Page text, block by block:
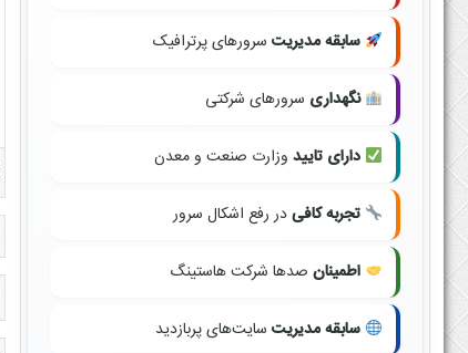
سابقه مدیریت سرورهای پرترافیک
نگهداری سرورهای شرکتی
دارای تایید وزارت صنعت و معدن
تجربه کافیدر رفع اشکال سرور
اطمینان صدها شرکت هاستینگ
سابقه مدیریت سایت‌های پربازدید